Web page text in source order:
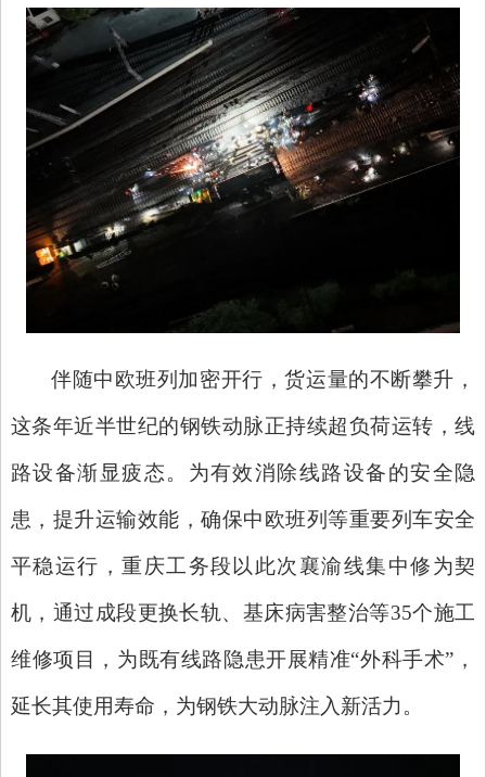
伴随中欧班列加密开行，货运量的不断攀升，
这条年近半世纪的钢铁动脉正持续超负荷运转，线
路设备渐显疲态。为有效消除线路设备的安全隐
患，提升运输效能，确保中欧班列等重要列车安全
平稳运行，重庆工务段以此次襄渝线集中修为契
机，通过成段更换长轨、基床病害整治等35个施工
维修项目，为既有线路隐患开展精准“外科手术”，
延长其使用寿命，为钢铁大动脉注入新活力。